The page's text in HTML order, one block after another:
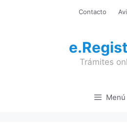
Contacto
Trámites
Menú